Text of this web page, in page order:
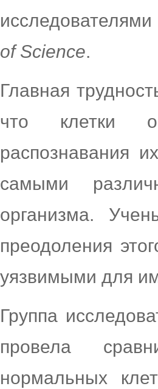
of Science.
Главная
что клетки
распознавания
самыми
организма.
преодоления
уязвимыми для
Группа
провела
нормальных